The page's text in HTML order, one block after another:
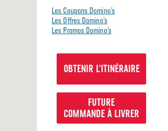
Les Coupons Domino’s
Les Offres Domino’s
Les Promos Domino’s
OBTENIR L’ITINÉRAIRE
FUTURE
COMMANDE À LIVRER